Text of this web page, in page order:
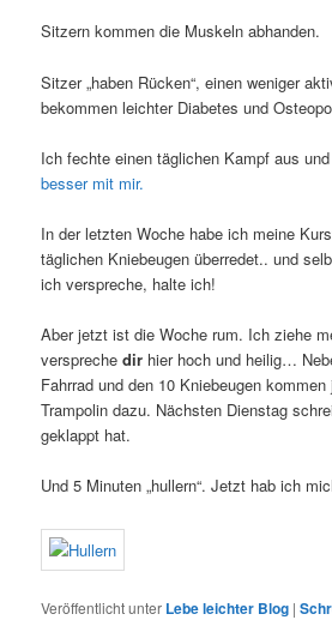
Sitzern kommen die Muskeln abhanden.
Sitzer „haben Rücken“, einen weniger
bekommen leichter Diabetes und
Ich fechte einen täglichen Kampf aus
besser mit mir.
In der letzten Woche habe ich meine
täglichen Kniebeugen überredet.. und
ich verspreche, halte ich!
Aber jetzt ist die Woche rum. Ich ziehe
versprechedir hier hoch und heilig…
Fahrrad und den 10 Kniebeugen
Trampolin dazu. Nächsten Dienstag
geklappt hat.
Und 5 Minuten „hullern“. Jetzt hab ich
Veröffentlicht unter Lebe leichter Blog |